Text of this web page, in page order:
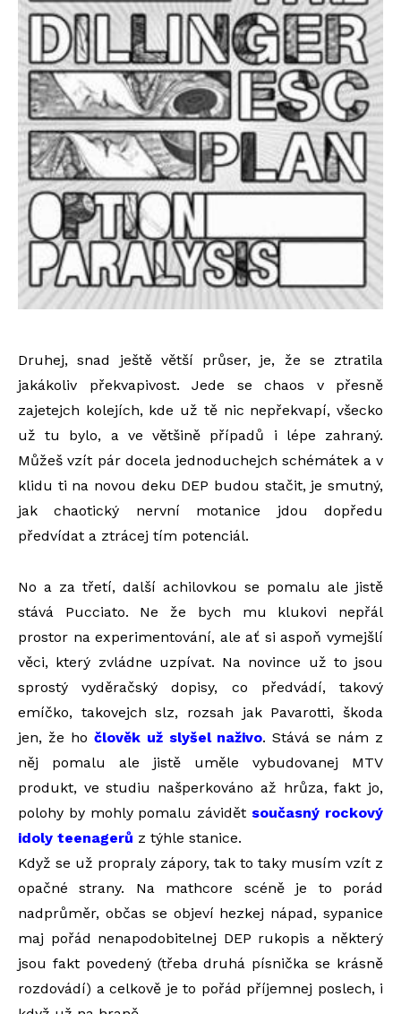
Druhej, snad ještě větší průser, je, že se ztratila
jakákoliv překvapivost. Jede se chaos v přesně
zajetejch kolejích, kde už tě nic nepřekvapí, všecko
už tu bylo, a ve většině případů i lépe zahraný.
Můžeš vzít pár docela jednoduchejch schémátek a v
klidu ti na novou deku DEP budou stačit, je smutný,
jak chaotický nervní motanice jdou dopředu
předvídat a ztrácej tím potenciál.
No a za třetí, další achilovkou se pomalu ale jistě
stává Pucciato. Ne že bych mu klukovi nepřál
prostor na experimentování, ale ať si aspoň vymejšlí
věci, který zvládne uzpívat. Na novince už to jsou
sprostý vyděračský dopisy, co předvádí, takový
emíčko, takovejch slz, rozsah jak Pavarotti, škoda
jen, že ho člověk už slyšel naživo. Stává se nám z
něj pomalu ale jistě uměle vybudovanej MTV
produkt, ve studiu našperkováno až hrůza, fakt jo,
polohy by mohly pomalu závidět současný rockový
idoly teenagerů z týhle stanice.
Když se už propraly zápory, tak to taky musím vzít z
opačné strany. Na mathcore scéně je to porád
nadprůměr, občas se objeví hezkej nápad, sypanice
maj pořád nenapodobitelnej DEP rukopis a některý
jsou fakt povedený (třeba druhá písnička se krásně
rozdovádí) a celkově je to pořád příjemnej poslech, i